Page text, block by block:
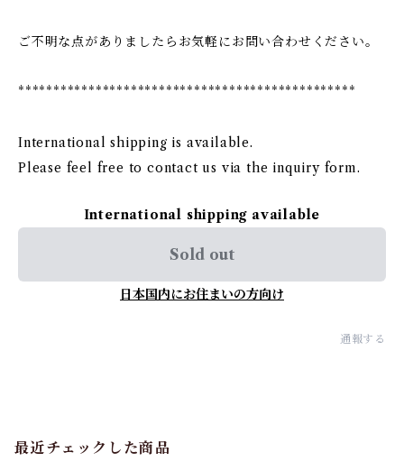
ご不明な点がありましたらお気軽にお問い合わせください。
************************************************
International shipping is available.
Please feel free to contact us via the inquiry form.
International shipping available
Sold out
日本国内にお住まいの方向け
通報する
最近チェックした商品